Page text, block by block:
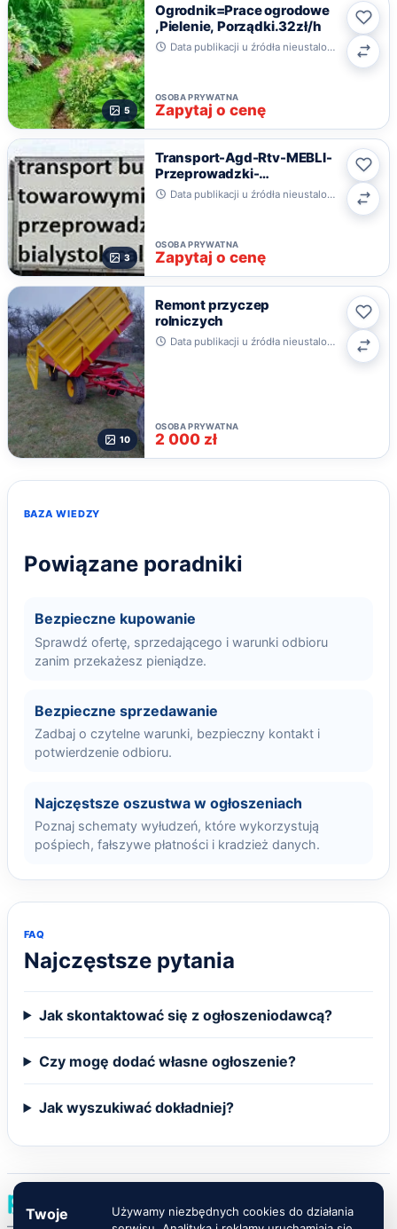
5
Ogrodnik=Prace ogrodowe
,Pielenie, Porządki.32zł/h
Data publikacji u źródła nieustalona · Gdynia
OSOBA PRYWATNA
Zapytaj o cenę
3
Transport-Agd-Rtv-MEBLI-
Przeprowadzki-
Nawiazemy-Współprace
Data publikacji u źródła nieustalona · Białystok, podlaskie
OSOBA PRYWATNA
Zapytaj o cenę
10
Remont przyczep
rolniczych
Data publikacji u źródła nieustalona · Gadka, świętokrzyskie
OSOBA PRYWATNA
2 000 zł
BAZA WIEDZY
Powiązane poradniki
Bezpieczne kupowanie
Sprawdź ofertę, sprzedającego i warunki odbioru
zanim przekażesz pieniądze.
Bezpieczne sprzedawanie
Zadbaj o czytelne warunki, bezpieczny kontakt i
potwierdzenie odbioru.
Najczęstsze oszustwa w ogłoszeniach
Poznaj schematy wyłudzeń, które wykorzystują
pośpiech, fałszywe płatności i kradzież danych.
FAQ
Najczęstsze pytania
Jak skontaktować się z ogłoszeniodawcą?
Czy mogę dodać własne ogłoszenie?
Jak wyszukiwać dokładniej?
Twoje
Używamy niezbędnych cookies do działania